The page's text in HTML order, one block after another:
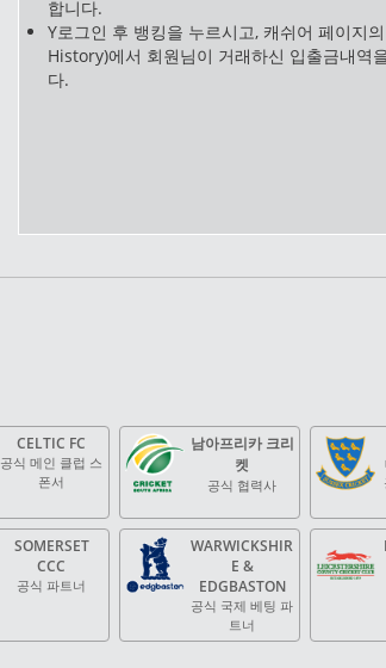
합니다.
Y로그인 후 뱅킹을 누르시고, 캐쉬어 페이지
History)에서 회원님이 거래하신 입출금내역
다.
CELTIC FC
공식 메인 클럽 스
폰서
남아프리카 크리
켓
공식 협력사
SOMERSET
CCC
공식 파트너
WARWICKSHIR
E &
EDGBASTON
공식 국제 베팅 파
트너